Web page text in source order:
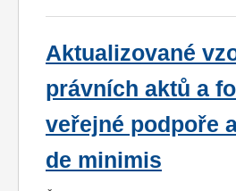
Aktualizované
právních aktů a
veřejné podpoře
de minimis